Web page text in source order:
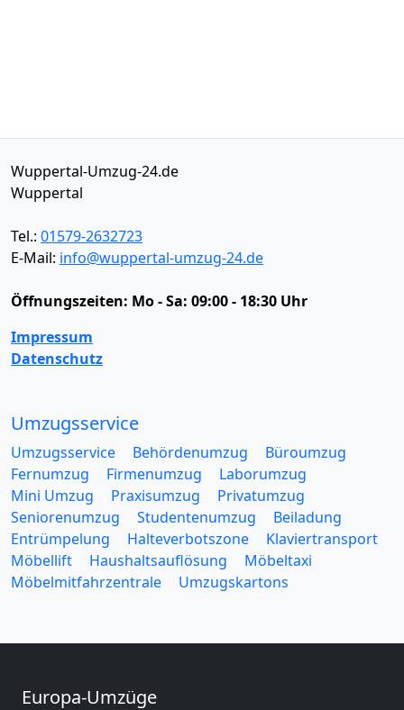
Wuppertal-Umzug-24.de
Wuppertal
Tel.: 01579-2632723
E-Mail: info@wuppertal-umzug-24.de
Öffnungszeiten: Mo - Sa: 09:00 - 18:30 Uhr
Impressum
Datenschutz
Umzugsservice
Umzugsservice Behördenumzug
Büroumzug
Fernumzug
Firmenumzug
Laborumzug
Mini Umzug
Praxisumzug
Privatumzug
Seniorenumzug
Studentenumzug
Beiladung
Entrümpelung
Halteverbotszone
Klaviertransport
Möbellift
Haushaltsauflösung
Möbeltaxi
Möbelmitfahrzentrale
Umzugskartons
Europa-Umzüge